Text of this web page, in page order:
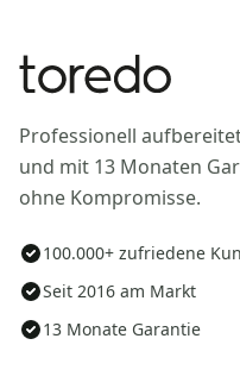
Professionell
und mit 13 Monaten
ohne Kompromisse.
100.000+ zufriedene
Seit 2016 am Markt
13 Monate Garantie